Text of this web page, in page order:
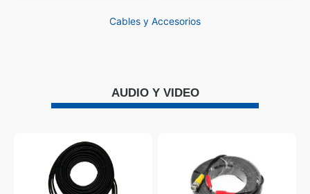
Cables y Accesorios
AUDIO Y VIDEO